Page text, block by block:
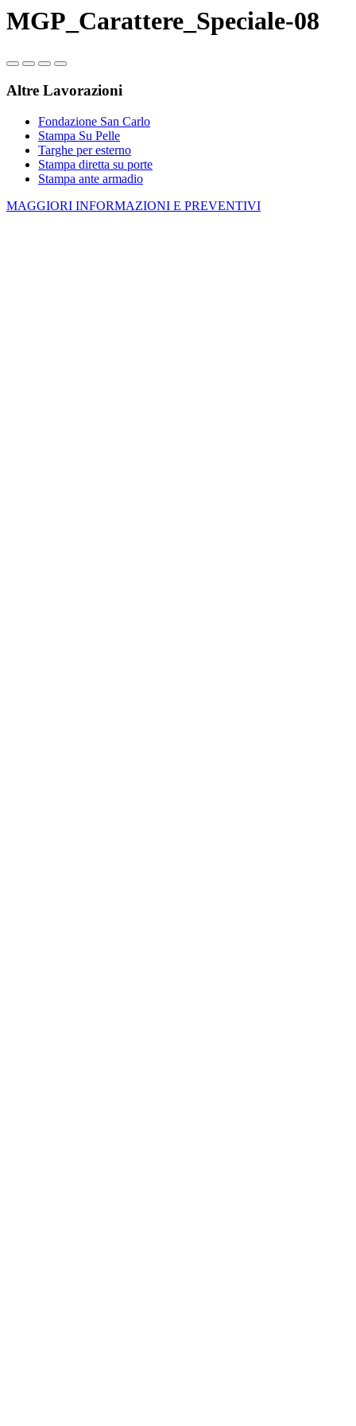
MGP_Carattere_Speciale-08
Altre Lavorazioni
Fondazione San Carlo
Stampa Su Pelle
Targhe per esterno
Stampa diretta su porte
Stampa ante armadio
MAGGIORI INFORMAZIONI E PREVENTIVI